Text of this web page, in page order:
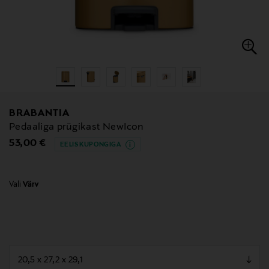
BRABANTIA
Pedaaliga prügikast NewIcon
Original Price
53,00 € EELIS KUPONGIGA
Vali Värv